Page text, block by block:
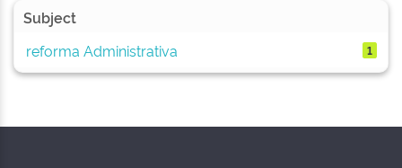
Subject
reforma Administrativa
1